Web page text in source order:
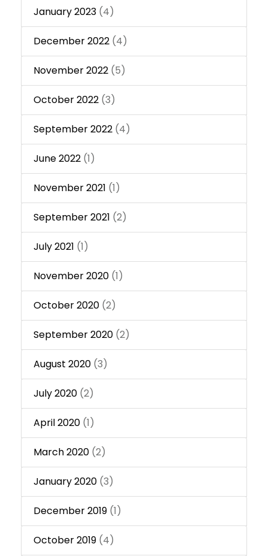
January 2023 (4)
December 2022 (4)
November 2022 (5)
October 2022 (3)
September 2022 (4)
June 2022 (1)
November 2021 (1)
September 2021 (2)
July 2021 (1)
November 2020 (1)
October 2020 (2)
September 2020 (2)
August 2020 (3)
July 2020 (2)
April 2020 (1)
March 2020 (2)
January 2020 (3)
December 2019 (1)
October 2019 (4)